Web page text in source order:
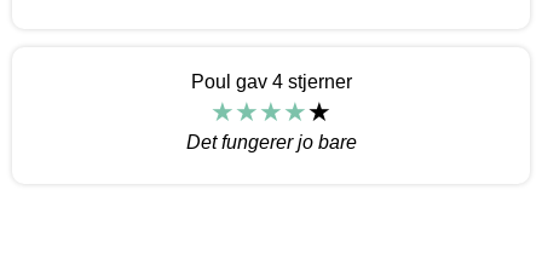
Poul gav 4 stjerner
Det fungerer jo bare